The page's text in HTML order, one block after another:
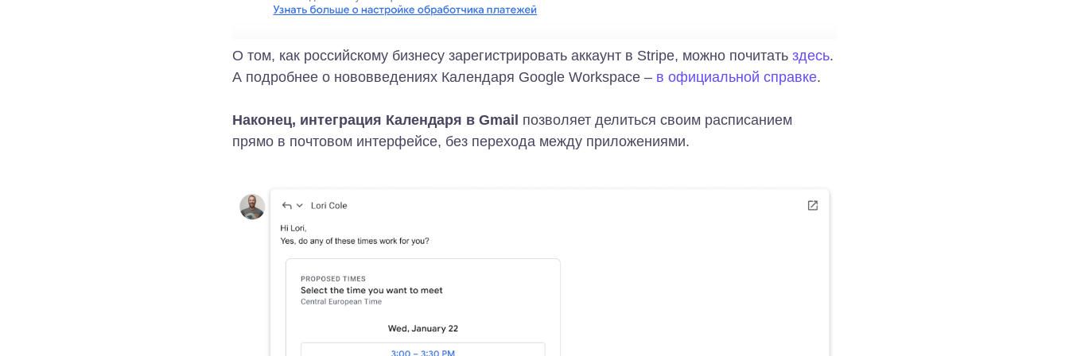
О том, как российскому бизнесу зарегистрировать аккаунт в Stripe, можно почитать здесь.
А подробнее о нововведениях Календаря Google Workspace – в официальной справке.
Наконец, интеграция Календаря в Gmail позволяет делиться своим расписанием
прямо в почтовом интерфейсе, без перехода между приложениями.